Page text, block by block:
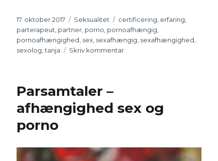
Udgivet
17. oktober 2017 Kategorier
Seksualitet Tags
certificering erfaring
parterapeut partner porno pornoafhængig
pornoafhængighed sex sexafhængig sexafhængighed
sexolog ,tanja Skriv kommentar
mig
Parsamtaler –
afhængighed sex og
porno